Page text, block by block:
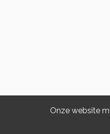
Onze website